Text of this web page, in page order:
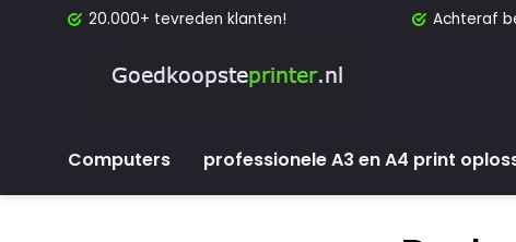
20.000+ tevreden klanten! Achteraf
Computers professionele A3 en A4 print